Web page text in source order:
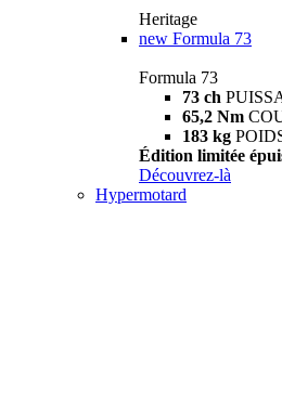
Heritage
new Formula 73
Formula 73
73 ch
65,2 Nm
183 kg
Édition limitée
Découvrez-là
Hypermotard